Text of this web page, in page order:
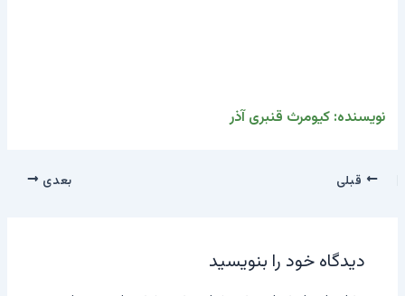
نویسنده: کیومرث قنبری آذر
قبلی بعدی
دیدگاه‌ خود را بنویسید